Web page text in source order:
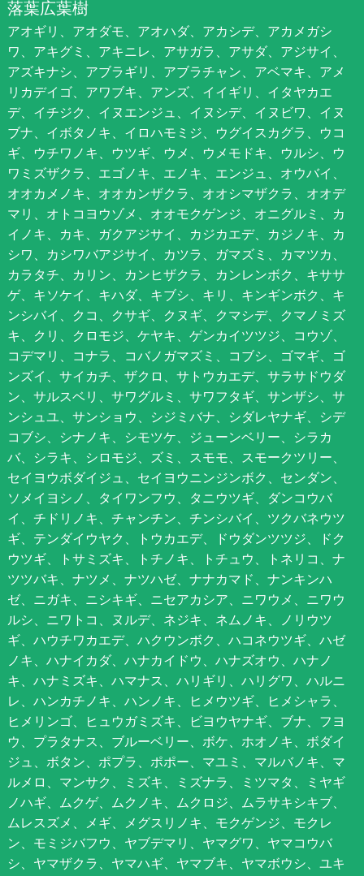
落葉広葉樹
アオギリ、アオダモ、アオハダ、アカシデ、アカメガシ
ワ、アキグミ、アキニレ、アサガラ、アサダ、アジサイ、
アズキナシ、アブラギリ、アブラチャン、アベマキ、アメ
リカデイゴ、アワブキ、アンズ、イイギリ、イタヤカエ
デ、イチジク、イヌエンジュ、イヌシデ、イヌビワ、イヌ
ブナ、イボタノキ、イロハモミジ、ウグイスカグラ、ウコ
ギ、ウチワノキ、ウツギ、ウメ、ウメモドキ、ウルシ、ウ
ワミズザクラ、エゴノキ、エノキ、エンジュ、オウバイ、
オオカメノキ、オオカンザクラ、オオシマザクラ、オオデ
マリ、オトコヨウゾメ、オオモクゲンジ、オニグルミ、カ
イノキ、カキ、ガクアジサイ、カジカエデ、カジノキ、カ
シワ、カシワバアジサイ、カツラ、ガマズミ、カマツカ、
カラタチ、カリン、カンヒザクラ、カンレンボク、キササ
ゲ、キソケイ、キハダ、キブシ、キリ、キンギンボク、キ
ンシバイ、クコ、クサギ、クヌギ、クマシデ、クマノミズ
キ、クリ、クロモジ、ケヤキ、ゲンカイツツジ、コウゾ、
コデマリ、コナラ、コバノガマズミ、コブシ、ゴマギ、ゴ
ンズイ、サイカチ、ザクロ、サトウカエデ、サラサドウダ
ン、サルスベリ、サワグルミ、サワフタギ、サンザシ、サ
ンシュユ、サンショウ、シジミバナ、シダレヤナギ、シデ
コブシ、シナノキ、シモツケ、ジューンベリー、シラカ
バ、シラキ、シロモジ、ズミ、スモモ、スモークツリー、
セイヨウボダイジュ、セイヨウニンジンボク、センダン、
ソメイヨシノ、タイワンフウ、タニウツギ、ダンコウバ
イ、チドリノキ、チャンチン、チンシバイ、ツクバネウツ
ギ、テンダイウヤク、トウカエデ、ドウダンツツジ、ドク
ウツギ、トサミズキ、トチノキ、トチュウ、トネリコ、ナ
ツツバキ、ナツメ、ナツハゼ、ナナカマド、ナンキンハ
ゼ、ニガキ、ニシキギ、ニセアカシア、ニワウメ、ニワウ
ルシ、ニワトコ、ヌルデ、ネジキ、ネムノキ、ノリウツ
ギ、ハウチワカエデ、ハクウンボク、ハコネウツギ、ハゼ
ノキ、ハナイカダ、ハナカイドウ、ハナズオウ、ハナノ
キ、ハナミズキ、ハマナス、ハリギリ、ハリグワ、ハルニ
レ、ハンカチノキ、ハンノキ、ヒメウツギ、ヒメシャラ、
ヒメリンゴ、ヒュウガミズキ、ビヨウヤナギ、ブナ、フヨ
ウ、プラタナス、ブルーベリー、ボケ、ホオノキ、ボダイ
ジュ、ボタン、ポプラ、ポポー、マユミ、マルバノキ、マ
ルメロ、マンサク、ミズキ、ミズナラ、ミツマタ、ミヤギ
ノハギ、ムクゲ、ムクノキ、ムクロジ、ムラサキシキブ、
ムレスズメ、メギ、メグスリノキ、モクゲンジ、モクレ
ン、モミジバフウ、ヤブデマリ、ヤマグワ、ヤマコウバ
シ、ヤマザクラ、ヤマハギ、ヤマブキ、ヤマボウシ、ユキ